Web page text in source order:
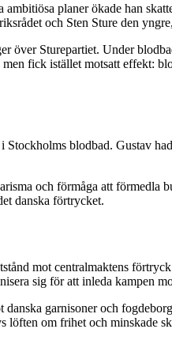
planer ökade han
och Sten Sture den
över Sturepartiet. Under
fick istället motsatt effekt:
blodbad. Gustav
och förmåga att förmedla
danska förtrycket.
mot centralmaktens
sig för att inleda kampen
garnisoner och
löften om frihet och minskade